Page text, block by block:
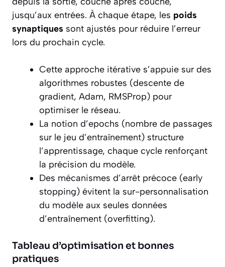
jusqu’aux entrées. À chaque étape, les poids
synaptiques sont ajustés pour réduire l’erreur
lors du prochain cycle.
Cette approche itérative s’appuie sur des
algorithmes robustes (descente de
gradient, Adam, RMSProp) pour
optimiser le réseau.
La notion d’epochs (nombre de passages
sur le jeu d’entraînement) structure
l’apprentissage, chaque cycle renforçant
la précision du modèle.
Des mécanismes d’arrêt précoce (early
stopping) évitent la sur-personnalisation
du modèle aux seules données
d’entraînement (overfitting).
Tableau d’optimisation et bonnes
pratiques